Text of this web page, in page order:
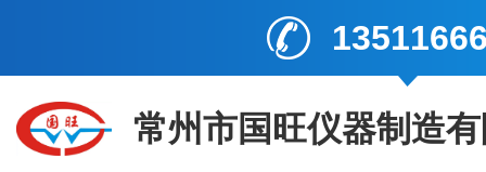
常州市国旺仪器制造